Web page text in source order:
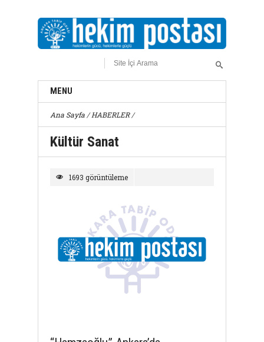
MENU
Ana Sayfa /HABERLER/
Kültür Sanat
1693 görüntüleme